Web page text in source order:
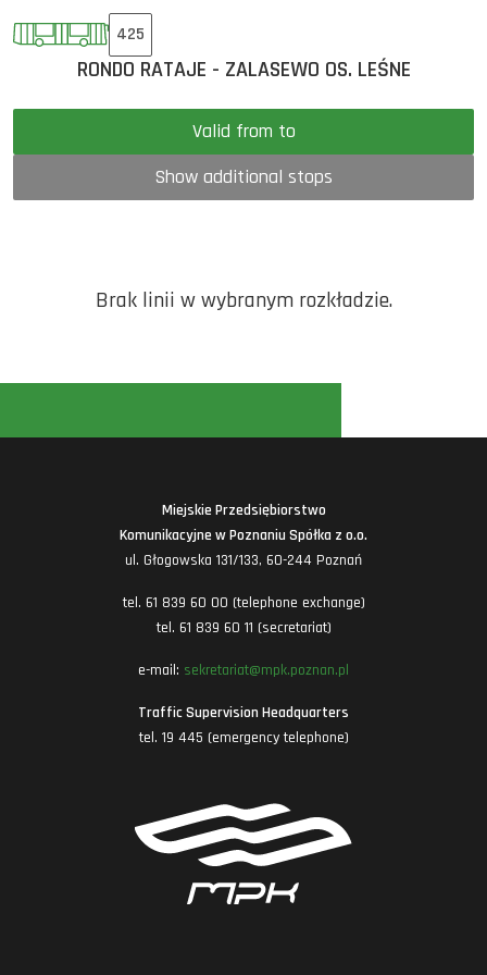
425
RONDO RATAJE - ZALASEWO OS. LEŚNE
Valid from to
Show additional stops
Brak linii w wybranym rozkładzie.
Miejskie Przedsiębiorstwo
Komunikacyjne w Poznaniu Spółka z o.o.
ul. Głogowska 131/133, 60-244 Poznań
tel. 61 839 60 00 (telephone exchange)
tel. 61 839 60 11 (secretariat)
e-mail: sekretariat@mpk.poznan.pl
Traffic Supervision Headquarters
tel. 19 445 (emergency telephone)